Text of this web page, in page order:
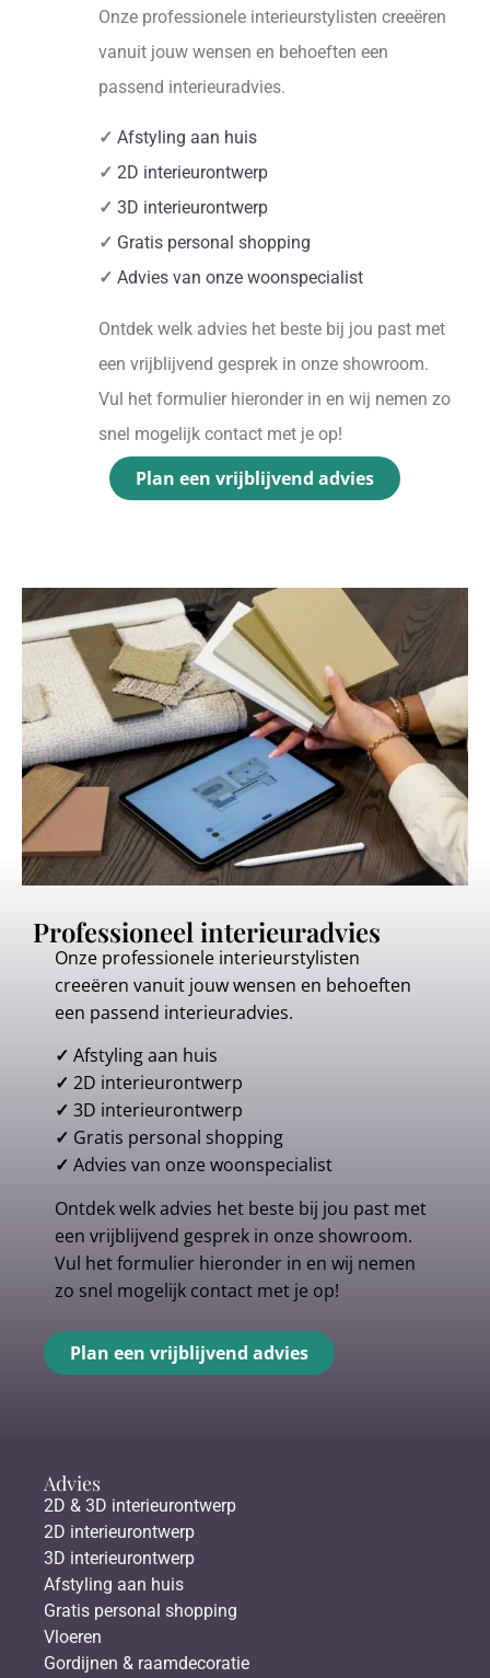
Onze professionele interieurstylisten creeëren
vanuit jouw wensen en behoeften een
passend interieuradvies.
✓ Afstyling aan huis
✓ 2D interieurontwerp
✓ 3D interieurontwerp
✓ Gratis personal shopping
✓ Advies van onze woonspecialist
Ontdek welk advies het beste bij jou past met
een vrijblijvend gesprek in onze showroom.
Vul het formulier hieronder in en wij nemen zo
snel mogelijk contact met je op!
Plan een vrijblijvend advies
Professioneel interieuradvies
Onze professionele interieurstylisten
creeëren vanuit jouw wensen en behoeften
een passend interieuradvies.
✓ Afstyling aan huis
✓ 2D interieurontwerp
✓ 3D interieurontwerp
✓ Gratis personal shopping
✓ Advies van onze woonspecialist
Ontdek welk advies het beste bij jou past met
een vrijblijvend gesprek in onze showroom.
Vul het formulier hieronder in en wij nemen
zo snel mogelijk contact met je op!
Plan een vrijblijvend advies
Advies
2D & 3D interieurontwerp
2D interieurontwerp
3D interieurontwerp
Afstyling aan huis
Gratis personal shopping
Vloeren
Gordijnen & raamdecoratie